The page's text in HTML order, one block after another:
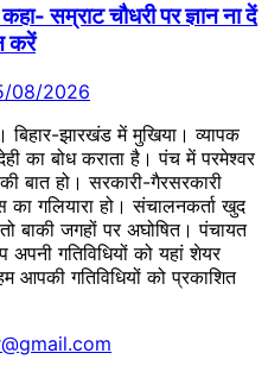
सम्राट चौधरी पर ज्ञान ना दें
करें
08/2026
बिहार-झारखंड में मुखिया। व्यापक
का बोध कराता है। पंच में परमेश्वर
बात हो। सरकारी-गैरसरकारी
का गलियारा हो। संचालनकर्ता खुद
बाकी जगहों पर अघोषित। पंचायत
गतिविधियों को यहां शेयर
गतिविधियों को प्रकाशित